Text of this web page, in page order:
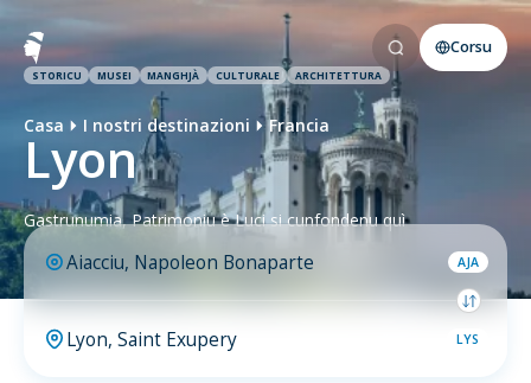
Corsu
STORICU MUSEI MANGHJÀ CULTURALE ARCHITETTURA
Casa I nostri destinazioni Francia
Lyon
Gastrunumia, Patrimoniu è Luci si cunfondenu quì
AJA
LYS